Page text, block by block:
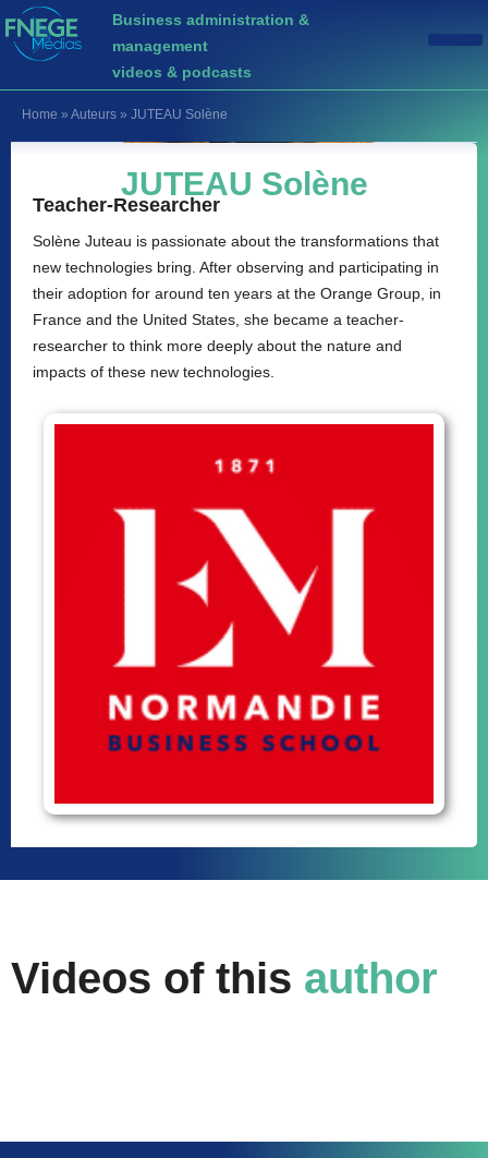
Business administration &
management
videos & podcasts
Home » Auteurs » JUTEAU Solène
JUTEAU Solène
Teacher-Researcher
Solène Juteau is passionate about the transformations that
new technologies bring. After observing and participating in
their adoption for around ten years at the Orange Group, in
France and the United States, she became a teacher-
researcher to think more deeply about the nature and
impacts of these new technologies.
Videos of this author